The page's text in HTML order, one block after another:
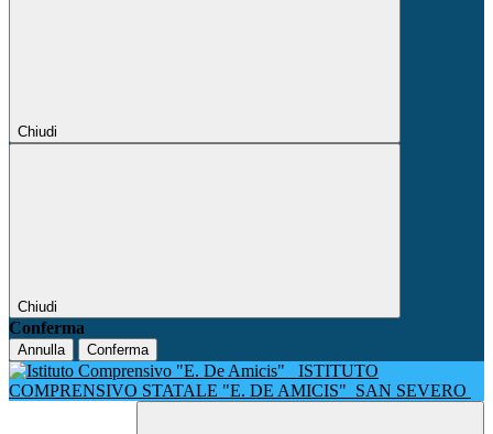
Chiudi
Chiudi
Conferma
Annulla Conferma
ISTITUTO
COMPRENSIVO STATALE "E. DE AMICIS" SAN SEVERO